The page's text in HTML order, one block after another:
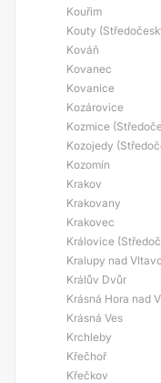
Kouřim
Kouty
Kováň
Kovanec
Kovanice
Kozárovice
Kozmice
Kozojedy
Kozomín
Krakov
Krakovany
Krakovec
Královice
Kralupy nad
Králův Dvůr
Krásná Hora nad
Krásná Ves
Krchleby
Křečhoř
Křečkov